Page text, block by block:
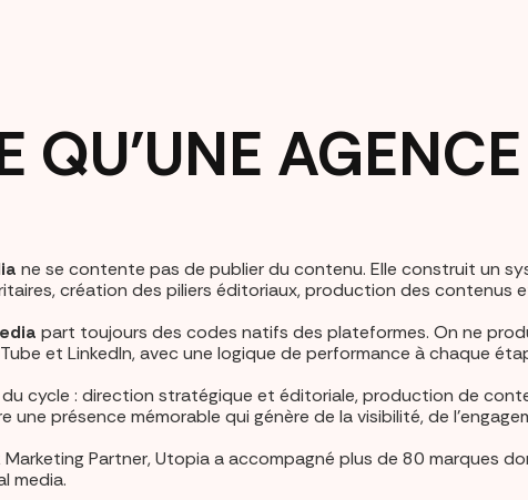
QU'UNE
ne se contente pas de publier du contenu. Elle construit un
création des piliers éditoriaux, production des contenus
part toujours des codes natifs des plateformes. On ne
et LinkedIn, avec une logique de performance à chaque
cycle : direction stratégique et éditoriale, production de
une présence mémorable qui génère de la visibilité, de
Partner, Utopia a accompagné plus de 80 marques
media.